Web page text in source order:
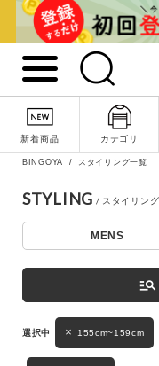
新着商品 カテゴリ
キーワード
性別
MENS
BINGOYA スタイリング一覧
STYLING
MENS
manage_search
155cm~159cm